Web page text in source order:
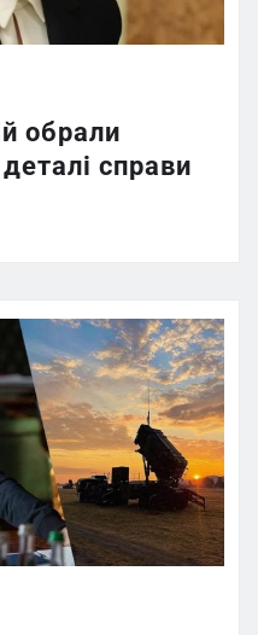
обрали
справи